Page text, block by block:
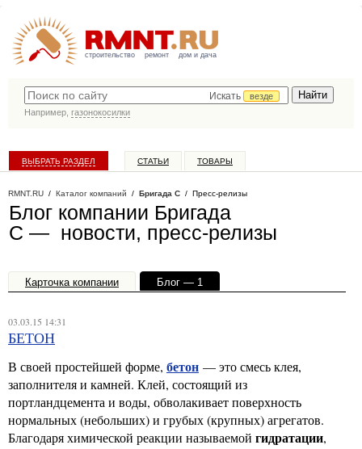
строительство ремонт дом и дача
Искать
везде
Например, газонокосилки
ВЫБРАТЬ РАЗДЕЛ СТАТЬИ ТОВАРЫ
RMNT.RU / Каталог компаний / Бригада С / Пресс-релизы
Блог компании Бригада
С — новости, пресс-релизы
Карточка компании
Блог — 1
03.03.15 14:31
БЕТОН
В своей простейшей форме, бетон — это смесь клея,
заполнителя и камней. Клей, состоящий из
портландцемента и воды, обволакивает поверхность
нормальных (небольших) и грубых (крупных) агрегатов.
Благодаря химической реакции называемой гидратации,